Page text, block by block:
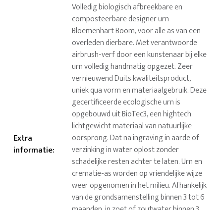
Extra
informatie:
Volledig biologisch afbreekbare en
composteerbare designer urn
Bloemenhart Boom, voor alle as van een
overleden dierbare. Met verantwoorde
airbrush-verf door een kunstenaar bij elke
urn volledig handmatig opgezet. Zeer
vernieuwend Duits kwaliteitsproduct,
uniek qua vorm en materiaalgebruik. Deze
gecertificeerde ecologische urn is
opgebouwd uit BioTec3, een hightech
lichtgewicht materiaal van natuurlijke
oorsprong. Dat na ingraving in aarde of
verzinking in water oplost zonder
schadelijke resten achter te laten. Urn en
crematie-as worden op vriendelijke wijze
weer opgenomen in het milieu. Afhankelijk
van de grondsamenstelling binnen 3 tot 6